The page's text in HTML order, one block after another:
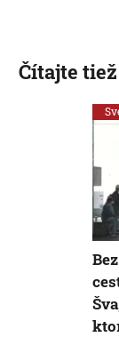
Čítajte tiež